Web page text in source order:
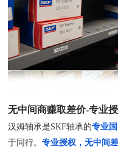
无中间商赚取差价-专业
汉姆轴承是SKF轴承的专业
于同行。专业授权，无中间